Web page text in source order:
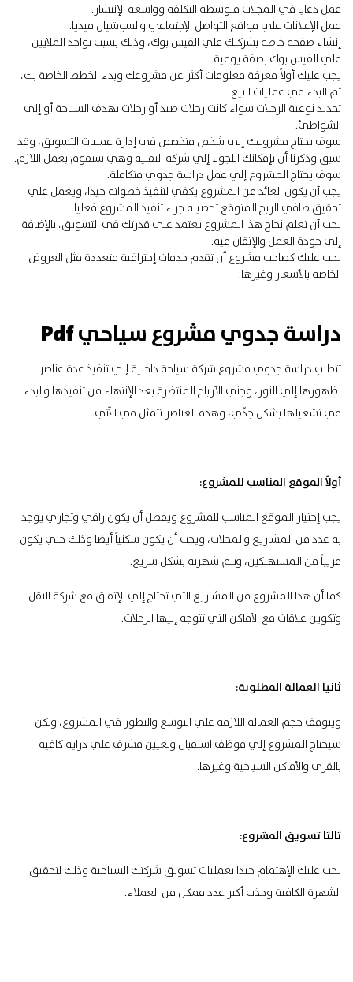
عمل دعايا في المجلات متوسطة التكلفة وواسعة الإنتشار.
عمل الإعلانات علي مواقع التواصل الإجتماعي والسوشيال ميديا.
إنشاء صفحة خاصة بشركتك علي الفيس بوك، وذلك بسبب تواجد الملايين
علي الفيس بوك بصفة يومية.
يجب عليك أولاً معرفة معلومات أكثر عن مشروعك وبدء الخطط الخاصة بك،
ثم البدء في عمليات البيع.
تحديد نوعية الرحلات سواء كانت رحلات صيد أو رحلات بهدف السياحة أو إلي
الشواطئ.
سوف يحتاج مشروعك إلي شخص متخصص في إدارة عمليات التسويق، وقد
سبق وذكرنا أن بإمكانك اللجوء إلي شركة التقنية وهي ستقوم بعمل اللازم.
سوف يحتاج المشروع إلي عمل دراسة جدوي متكاملة.
يجب أن يكون العائد من المشروع يكفي لتنفيذ خطواته جيدا، ويعمل علي
تحقيق صافي الربح المتوقع تحصيله جراء تنفيذ المشروع فعليا.
يجب أن تعلم نجاح هذا المشروع يعتمد علي قدرتك في التسويق، بالإضافة
إلى جودة العمل والإتقان فيه.
يجب عليك كصاحب مشروع أن تقدم خدمات إحترافية متعددة مثل العروض
الخاصة بالأسعار وغيرها.
دراسة جدوي مشروع سياحيPdf
تتطلب دراسة جدوي مشروع شركة سياحة داخلية إلي تنفيذ عدة عناصر
لظهورها إلي النور، وجني الأرباح المنتظرة بعد الإنتهاء من تنفيذها والبدء
في تشغيلها بشكل جدّي، وهذه العناصر تتمثل في الآتي:
أولاً الموقع المناسب للمشروع:
يجب إختيار الموقع المناسب للمشروع ويفضل أن يكون راقي وتجاري يوجد
به عدد من المشاريع والمحلات، ويجب أن يكون سكنياً أيضا وذلك حتي يكون
قريباً من المستهلكين، وتتم شهرته بشكل سريع.
كما أن هذا المشروع من المشاريع التي تحتاج إلي الإتفاق مع شركة النقل
وتكوين علاقات مع الأماكن التي تتوجه إليها الرحلات.
ثانيا العمالة المطلوبة:
ويتوقف حجم العمالة اللازمة علي التوسع والتطور في المشروع، ولكن
سيحتاج المشروع إلي موظف استقبال وتعيين مشرف علي دراية كافية
بالقرى والأماكن السياحية وغيرها.
ثالثا تسويق المشروع:
يجب عليك الإهتمام جيدا بعمليات تسويق شركتك السياحية وذلك لتحقيق
الشهرة الكافية وجذب أكبر عدد ممكن من العملاء.